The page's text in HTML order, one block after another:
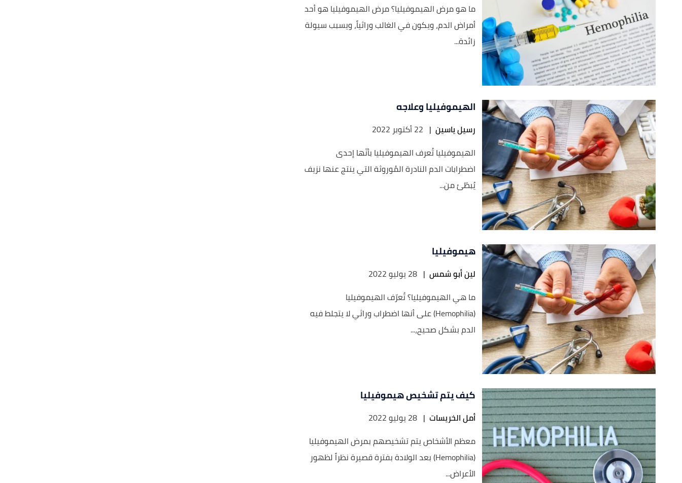
ما هو مرض الهيموفيليا؟ مرض الهيموفيليا هو أحد
أمراض الدم، ويكون في الغالب وراثياً، ويسبب سيولة
زائدة...
الهيموفيليا وعلاجه
رسيل ياسين | 22 أكتوبر 2022
الهيموفيليا تُعرف الهيموفيليا بأنّها إحدى
اضطرابات الدم النادرة المُوروثة التي ينتج عنها نزيف
يُبطّئ من...
هيموفيليا
لين أبو شمس | 28 يوليو 2022
ما هي الهيموفيليا؟ تُعرّف الهيموفيليا
(Hemophilia) على أنها اضطراب وراثي لا يتجلط فيه
الدم بشكل صحيح،...
كيف يتم تشخيص هيموفيليا
أمل الخريسات | 28 يوليو 2022
معظم الأشخاص يتم تشخيصهم بمرض الهيموفيليا
(Hemophilia) بعد الولادة بفترة قصيرة نظراً لظهور
الأعراض...